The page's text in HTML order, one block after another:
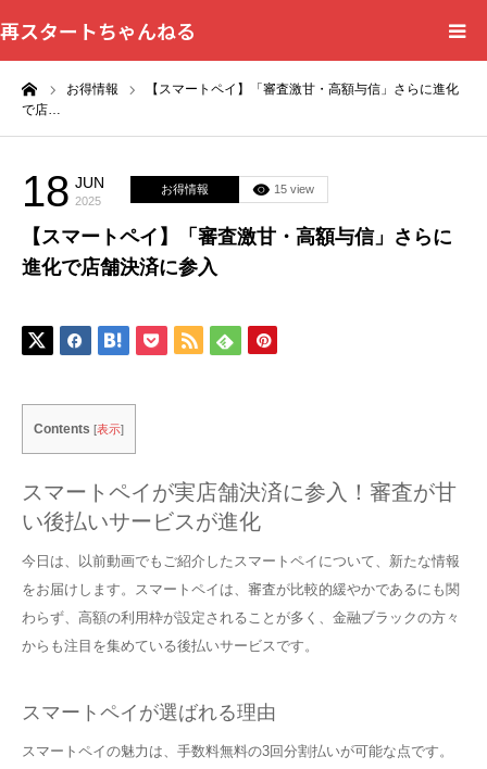
再スタートちゃんねる
お得情報
【スマートペイ】「審査激甘・高額与信」さらに進化
で店…
18 JUN
2025
お得情報 15 view
【スマートペイ】「審査激甘・高額与信」さらに
進化で店舗決済に参入
Contents [表示]
スマートペイが実店舗決済に参入！審査が甘
い後払いサービスが進化
今日は、以前動画でもご紹介したスマートペイについて、新たな情報
をお届けします。スマートペイは、審査が比較的緩やかであるにも関
わらず、高額の利用枠が設定されることが多く、金融ブラックの方々
からも注目を集めている後払いサービスです。
スマートペイが選ばれる理由
スマートペイの魅力は、手数料無料の3回分割払いが可能な点です。
HOME
プライバシーポリシー